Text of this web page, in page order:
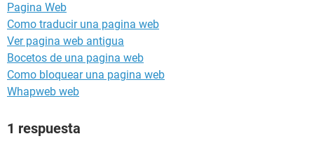
Pagina Web
Como traducir una pagina web
Ver pagina web antigua
Bocetos de una pagina web
Como bloquear una pagina web
Whapweb web
1 respuesta